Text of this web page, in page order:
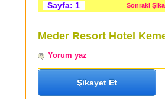
Sayfa: 1 Sonraki
Meder Resort Hotel
Yorum yaz
Şikayet Et